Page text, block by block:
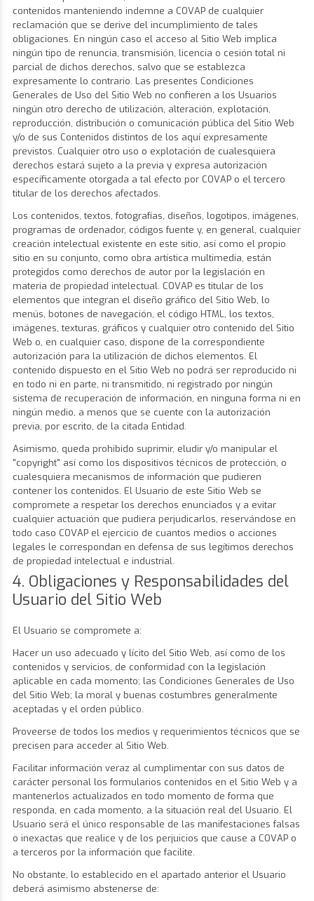
contenidos manteniendo indemne a COVAP de cualquier
reclamación que se derive del incumplimiento de tales
obligaciones. En ningún caso el acceso al Sitio Web implica
ningún tipo de renuncia, transmisión, licencia o cesión total ni
parcial de dichos derechos, salvo que se establezca
expresamente lo contrario. Las presentes Condiciones
Generales de Uso del Sitio Web no confieren a los Usuarios
ningún otro derecho de utilización, alteración, explotación,
reproducción, distribución o comunicación pública del Sitio Web
y/o de sus Contenidos distintos de los aquí expresamente
previstos. Cualquier otro uso o explotación de cualesquiera
derechos estará sujeto a la previa y expresa autorización
específicamente otorgada a tal efecto por COVAP o el tercero
titular de los derechos afectados.
Los contenidos, textos, fotografías, diseños, logotipos, imágenes,
programas de ordenador, códigos fuente y, en general, cualquier
creación intelectual existente en este sitio, así como el propio
sitio en su conjunto, como obra artística multimedia, están
protegidos como derechos de autor por la legislación en
materia de propiedad intelectual. COVAP es titular de los
elementos que integran el diseño gráfico del Sitio Web, lo
menús, botones de navegación, el código HTML, los textos,
imágenes, texturas, gráficos y cualquier otro contenido del Sitio
Web o, en cualquier caso, dispone de la correspondiente
autorización para la utilización de dichos elementos. El
contenido dispuesto en el Sitio Web no podrá ser reproducido ni
en todo ni en parte, ni transmitido, ni registrado por ningún
sistema de recuperación de información, en ninguna forma ni en
ningún medio, a menos que se cuente con la autorización
previa, por escrito, de la citada Entidad.
Asimismo, queda prohibido suprimir, eludir y/o manipular el
"copyright" así como los dispositivos técnicos de protección, o
cualesquiera mecanismos de información que pudieren
contener los contenidos. El Usuario de este Sitio Web se
compromete a respetar los derechos enunciados y a evitar
cualquier actuación que pudiera perjudicarlos, reservándose en
todo caso COVAP el ejercicio de cuantos medios o acciones
legales le correspondan en defensa de sus legítimos derechos
de propiedad intelectual e industrial.
4. Obligaciones y Responsabilidades del
Usuario del Sitio Web
El Usuario se compromete a:
Hacer un uso adecuado y lícito del Sitio Web, así como de los
contenidos y servicios, de conformidad con la legislación
aplicable en cada momento; las Condiciones Generales de Uso
del Sitio Web; la moral y buenas costumbres generalmente
aceptadas y el orden público.
Proveerse de todos los medios y requerimientos técnicos que se
precisen para acceder al Sitio Web.
Facilitar información veraz al cumplimentar con sus datos de
carácter personal los formularios contenidos en el Sitio Web y a
mantenerlos actualizados en todo momento de forma que
responda, en cada momento, a la situación real del Usuario. El
Usuario será el único responsable de las manifestaciones falsas
o inexactas que realice y de los perjuicios que cause a COVAP o
a terceros por la información que facilite.
No obstante, lo establecido en el apartado anterior el Usuario
deberá asimismo abstenerse de: